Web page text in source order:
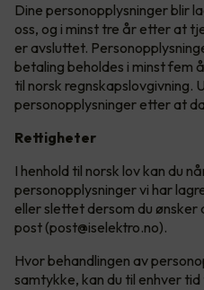
Dine personopplysninger blir
oss, og i minst tre år etter at
er avsluttet.
betaling beholdes i minst fem
til norsk regnskapslovgivning.
personopplysninger etter at
Rettigheter
I henhold til norsk lov kan du
personopplysninger vi har
eller slettet dersom du ønsker
post (post@iselektro.no).
Hvor behandlingen av
samtykke, kan du til enhver